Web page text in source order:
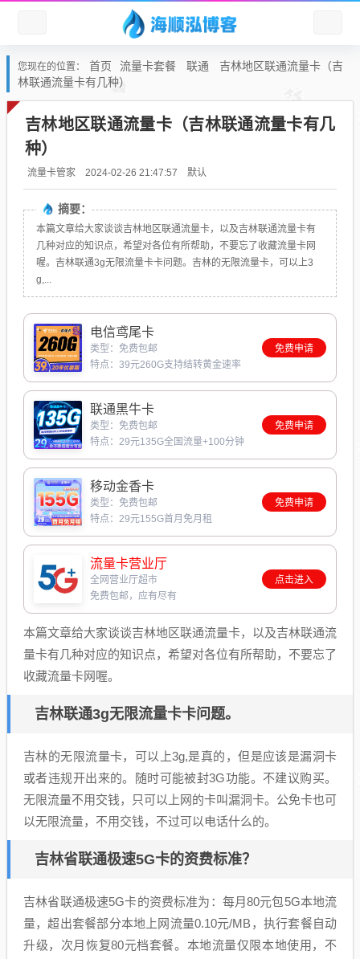
您现在的位置： 首页 流量卡套餐 联通
吉林地区联通流量卡（吉
林联通流量卡有几种）
吉林地区联通流量卡（吉林联通流量卡有几
种）
流量卡管家 2024-02-26 21:47:57 默认
摘要：
本篇文章给大家谈谈吉林地区联通流量卡，以及吉林联通流量卡有
几种对应的知识点，希望对各位有所帮助，不要忘了收藏流量卡网
喔。吉林联通3g无限流量卡卡问题。吉林的无限流量卡，可以上3
g,...
电信鸢尾卡
类型：免费包邮
特点：39元260G支持结转黄金速率
免费申请
联通黑牛卡
类型：免费包邮
特点：29元135G全国流量+100分钟
免费申请
移动金香卡
类型：免费包邮
特点：29元155G首月免月租
免费申请
流量卡营业厅
全网营业厅超市
免费包邮，应有尽有
点击进入
本篇文章给大家谈谈吉林地区联通流量卡，以及吉林联通流
量卡有几种对应的知识点，希望对各位有所帮助，不要忘了
收藏流量卡网喔。
吉林联通3g无限流量卡卡问题。
吉林的无限流量卡，可以上3g,是真的，但是应该是漏洞卡
或者违规开出来的。随时可能被封3G功能。不建议购买。
无限流量不用交钱，只可以上网的卡叫漏洞卡。公免卡也可
以无限流量，不用交钱，不过可以电话什么的。
吉林省联通极速5G卡的资费标准？
吉林省联通极速5G卡的资费标准为：每月80元包5G本地流
量，超出套餐部分本地上网流量0.10元/MB，执行套餐自动
升级，次月恢复80元档套餐。本地流量仅限本地使用，不